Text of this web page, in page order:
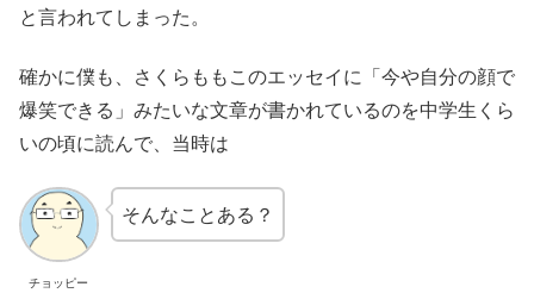
と言われてしまった。
確かに僕も、さくらももこのエッセイに「今や自分の顔で
爆笑できる」みたいな文章が書かれているのを中学生くら
いの頃に読んで、当時は
チョッピー
そんなことある？